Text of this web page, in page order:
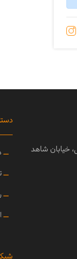
خیابان شاهد
ــ
ــ
ــ
ــ